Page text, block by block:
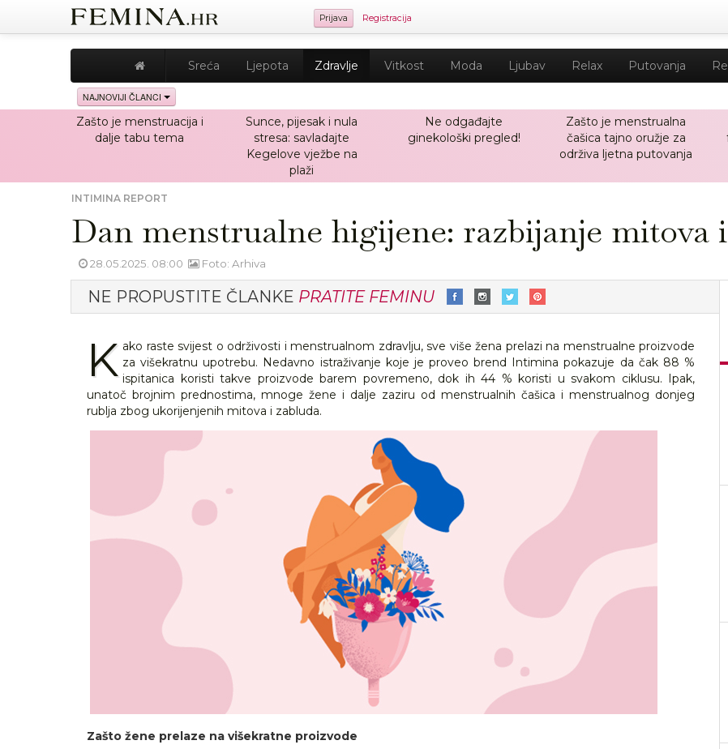
Prijava Registracija
Sreća Ljepota Zdravlje Vitkost Moda Ljubav Relax Putovanja
NAJNOVIJI ČLANCI
Zašto je menstruacija i
dalje tabu tema
Sunce, pijesak i nula
stresa: savladajte
Kegelove vježbe na
plaži
Ne odgađajte
ginekološki pregled!
Zašto je menstrualna
čašica tajno oružje za
održiva ljetna putovanja
INTIMINA REPORT
Dan menstrualne higijene: razbijanje mitova
28.05.2025. 08:00 Foto: Arhiva
NE PROPUSTITE ČLANKE PRATITE FEMINU
K ako raste svijest o održivosti i menstrualnom zdravlju, sve više žena prelazi na menstrualne proizvode
za višekratnu upotrebu. Nedavno istraživanje koje je proveo brend Intimina pokazuje da čak 88 %
ispitanica koristi takve proizvode barem povremeno, dok ih 44 % koristi u svakom ciklusu. Ipak,
unatoč brojnim prednostima, mnoge žene i dalje zaziru od menstrualnih čašica i menstrualnog donjeg
rublja zbog ukorijenjenih mitova i zabluda.
Zašto žene prelaze na višekratne proizvode